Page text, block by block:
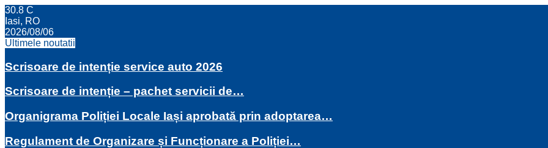
30.8 C
Iasi, RO
2026/08/06
Ultimele noutatii
Scrisoare de intenție service auto 2026
Scrisoare de intenție – pachet servicii de…
Organigrama Poliției Locale Iași aprobată prin adoptarea…
Regulament de Organizare și Funcționare a Poliției…